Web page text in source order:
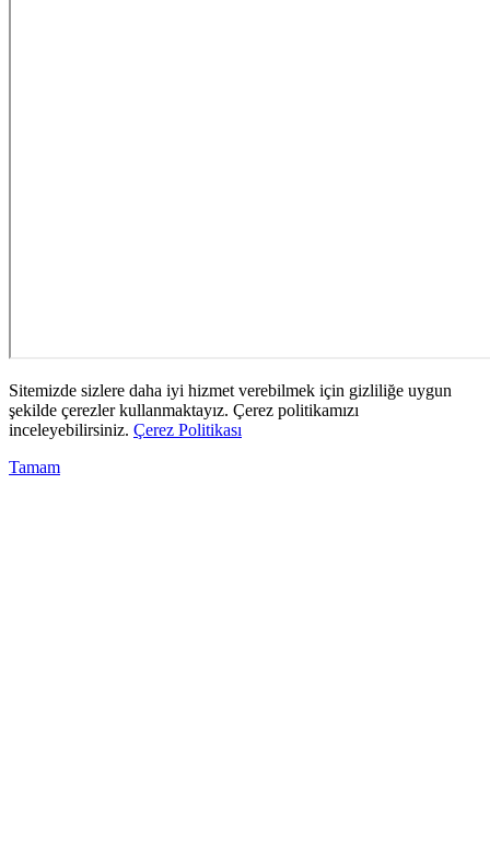
Sitemizde sizlere daha iyi hizmet verebilmek için gizliliğe uygun
şekilde çerezler kullanmaktayız. Çerez politikamızı
inceleyebilirsiniz. Çerez Politikası
Tamam